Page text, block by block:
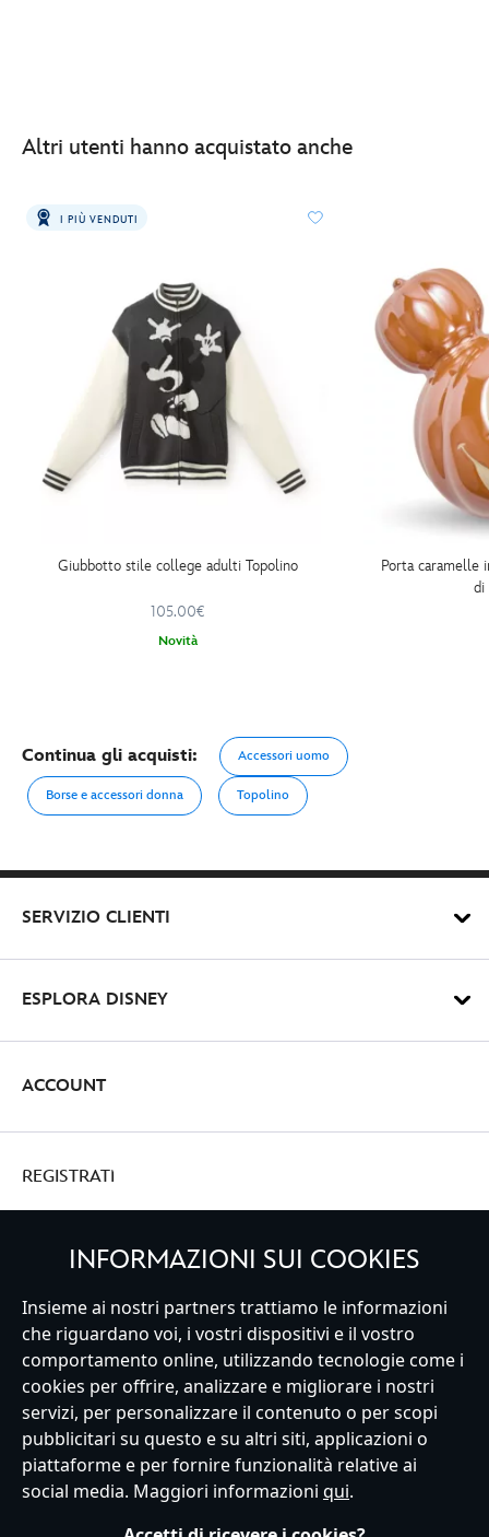
Altri utenti hanno acquistato anche
I PIÙ VENDUTI
Giubbotto stile college adulti Topolino
105.00€
Novità
Porta caramelle
di
Continua gli acquisti: Accessori uomo
Borse e accessori donna Topolino
SERVIZIO CLIENTI
ESPLORA DISNEY
ACCOUNT
REGISTRATI
Italy
Servizio Clienti Termini d'Uso Trova Negozio
Mappa del Sito
Normativa Europea sul trattamento dei dati personali
Informativa sulla privacy
Politica dei Cookie
Informativa sulla privacy UE
Termini e Condizioni generali
Gestisci le impostazioni dei Cookies
s172 Statements
INFORMAZIONI SUI COOKIES
Insieme ai nostri partners trattiamo le informazioni
che riguardano voi, i vostri dispositivi e il vostro
comportamento online, utilizzando tecnologie come i
cookies per offrire, analizzare e migliorare i nostri
servizi, per personalizzare il contenuto o per scopi
pubblicitari su questo e su altri siti, applicazioni o
piattaforme e per fornire funzionalità relative ai
social media. Maggiori informazioni qui.